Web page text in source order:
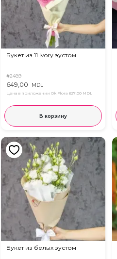
Букет из 11 Ivory эустом
#2489
649,00 MDL
Цена в приложении Ok Flora 627,00 MDL
В корзину
Букет из белых эустом